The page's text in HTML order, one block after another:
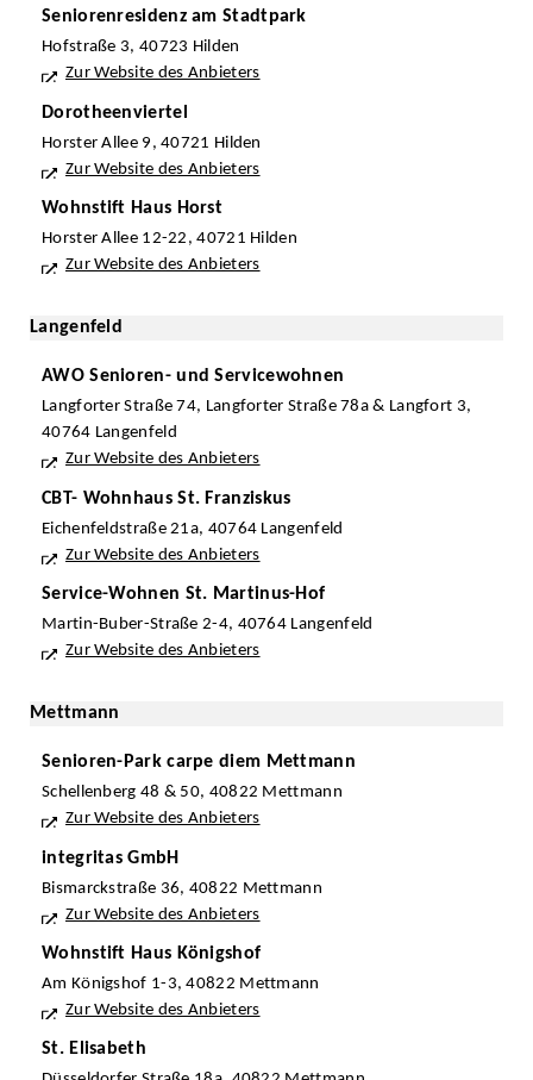
Seniorenresidenz am Stadtpark
Hofstraße 3, 40723 Hilden
Zur Website des Anbieters
Dorotheenviertel
Horster Allee 9, 40721 Hilden
Zur Website des Anbieters
Wohnstift Haus Horst
Horster Allee 12-22, 40721 Hilden
Zur Website des Anbieters
Langenfeld
AWO Senioren- und Servicewohnen
Langforter Straße 74, Langforter Straße 78a & Langfort 3,
40764 Langenfeld
Zur Website des Anbieters
CBT- Wohnhaus St. Franziskus
Eichenfeldstraße 21a, 40764 Langenfeld
Zur Website des Anbieters
Service-Wohnen St. Martinus-Hof
Martin-Buber-Straße 2-4, 40764 Langenfeld
Zur Website des Anbieters
Mettmann
Senioren-Park carpe diem Mettmann
Schellenberg 48 & 50, 40822 Mettmann
Zur Website des Anbieters
integritas GmbH
Bismarckstraße 36, 40822 Mettmann
Zur Website des Anbieters
Wohnstift Haus Königshof
Am Königshof 1-3, 40822 Mettmann
Zur Website des Anbieters
St. Elisabeth